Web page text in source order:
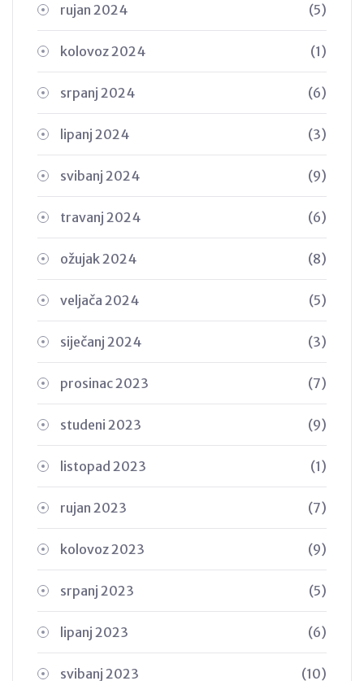
rujan 2024 (5)
kolovoz 2024 (1)
srpanj 2024 (6)
lipanj 2024 (3)
svibanj 2024 (9)
travanj 2024 (6)
ožujak 2024 (8)
veljača 2024 (5)
siječanj 2024 (3)
prosinac 2023 (7)
studeni 2023 (9)
listopad 2023 (1)
rujan 2023 (7)
kolovoz 2023 (9)
srpanj 2023 (5)
lipanj 2023 (6)
svibanj 2023 (10)